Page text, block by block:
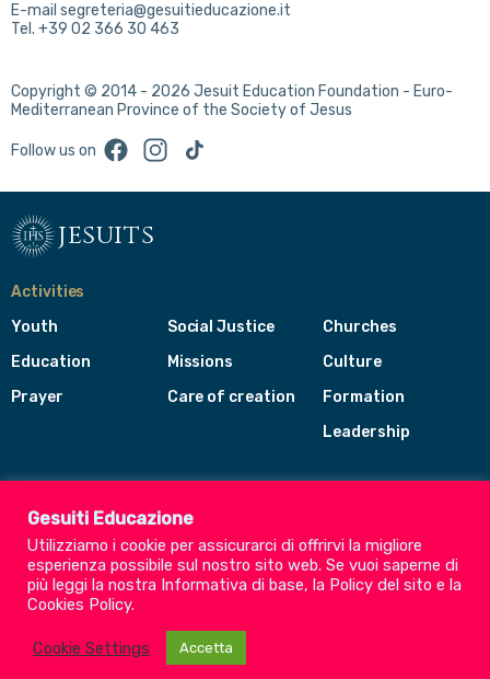
E-mail segreteria@gesuitieducazione.it
Tel. +39 02 366 30 463
Copyright © 2014 - 2026 Jesuit Education Foundation - Euro-
Mediterranean Province of the Society of Jesus
Follow us on FacebookInstagram
TikTok
jesuits
Activities
Youth
Education
Prayer
Social Justice
Missions
Care of creation
Churches
Culture
Formation
Leadership
Toggle
menu
Society of Jesus
CEP - Conference of European Provincials
Euro-Mediterranean Province
Albania
Italy Malta Romania
Gesuiti Educazione
Utilizziamo i cookie per assicurarci di offrirvi la migliore
esperienza possibile sul nostro sito web. Se vuoi saperne di
più leggi la nostra Informativa di base, la Policy del sito e la
Cookies Policy.
Cookie Settings Accetta